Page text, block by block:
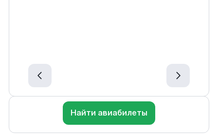
Найти авиабилеты